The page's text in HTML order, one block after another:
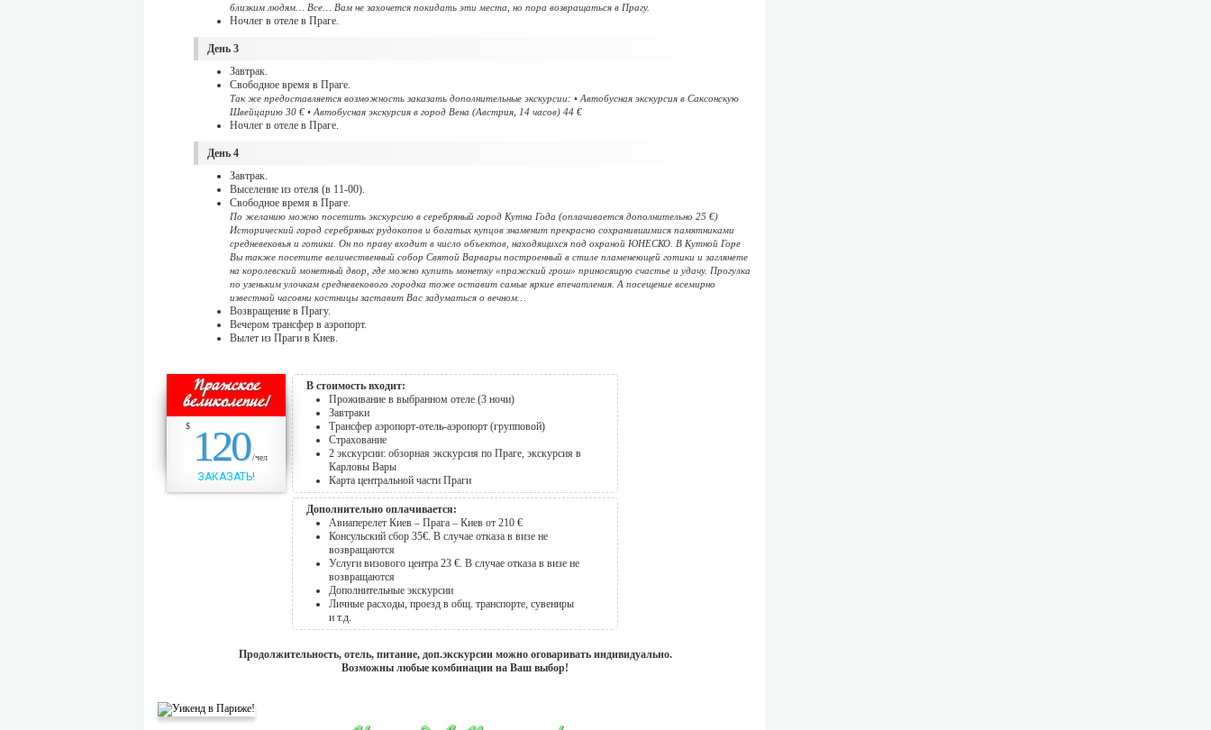
близким людям… Все… Вам не захочется покидать эти места, но пора возвращаться в Прагу.
Ночлег в отеле в Праге.
День 3
Завтрак.
Свободное время в Праге.
Так же предоставляется возможность заказать дополнительные экскурсии: • Автобусная экскурсия в Саксонскую
Швейцарию 30 € • Автобусная экскурсия в город Вена (Австрия, 14 часов) 44 €
Ночлег в отеле в Праге.
День 4
Завтрак.
Выселение из отеля (в 11-00).
Свободное время в Праге.
По желанию можно посетить экскурсию в серебряный город Кутна Года (оплачивается дополнительно 25 €)
Исторический город серебряных рудокопов и богатых купцов знаменит прекрасно сохранившимися памятниками
средневековья и готики. Он по праву входит в число объектов, находящихся под охраной ЮНЕСКО. В Кутной Горе
Вы также посетите величественный собор Святой Варвары построенный в стиле пламенеющей готики и заглянете
на королевский монетный двор, где можно купить монетку «пражский грош» приносящую счастье и удачу. Прогулка
по узеньким улочкам средневекового городка тоже оставит самые яркие впечатления. А посещение всемирно
известной часовни костницы заставит Вас задуматься о вечном…
Возвращение в Прагу.
Вечером трансфер в аэропорт.
Вылет из Праги в Киев.
Пражское
великолепие!
$ 120 /чел
ЗАКАЗАТЬ!
В стоимость входит:
Проживание в выбранном отеле (3 ночи)
Завтраки
Трансфер аэропорт-отель-аэропорт (групповой)
Страхование
2 экскурсии: обзорная экскурсия по Праге, экскурсия в
Карловы Вары
Карта центральной части Праги
Дополнительно оплачивается:
Авиаперелет Киев – Прага – Киев от 210 €
Консульский сбор 35€. В случае отказа в визе не
возвращаются
Услуги визового центра 23 €. В случае отказа в визе не
возвращаются
Дополнительные экскурсии
Личные расходы, проезд в общ. транспорте, сувениры
и т.д.
Продолжительность, отель, питание, доп.экскурсии можно оговаривать индивидуально.
Возможны любые комбинации на Ваш выбор!